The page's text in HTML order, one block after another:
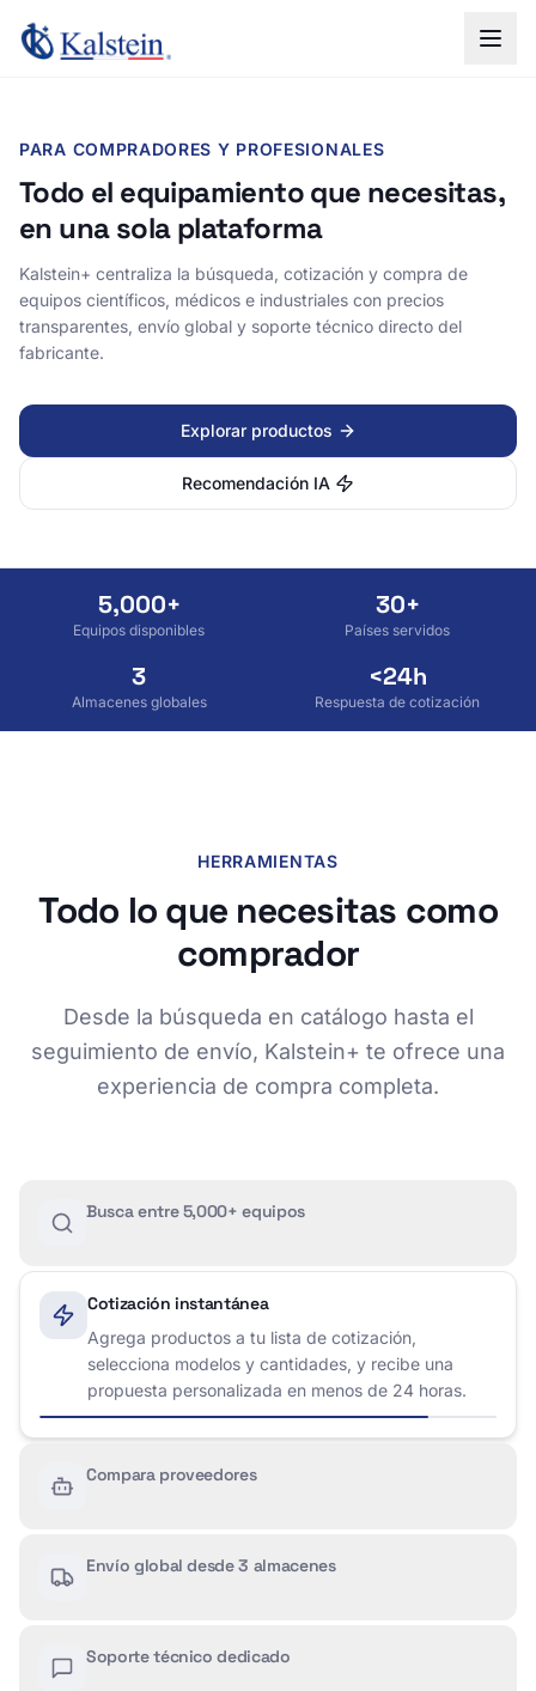
PARA COMPRADORES Y PROFESIONALES
Todo el equipamiento que necesitas,
en una sola plataforma
Kalstein+ centraliza la búsqueda, cotización y compra de
equipos científicos, médicos e industriales con precios
transparentes, envío global y soporte técnico directo del
fabricante.
Explorar productos
Recomendación IA
5,000+
Equipos disponibles
30+
Países servidos
3
Almacenes globales
<24h
Respuesta de cotización
HERRAMIENTAS
Todo lo que necesitas como
comprador
Desde la búsqueda en catálogo hasta el
seguimiento de envío, Kalstein+ te ofrece una
experiencia de compra completa.
Busca entre 5,000+ equipos
Cotización instantánea
Agrega productos a tu lista de cotización,
selecciona modelos y cantidades, y recibe una
propuesta personalizada en menos de 24 horas.
Compara proveedores
Envío global desde 3 almacenes
Soporte técnico dedicado